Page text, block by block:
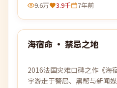
9.6万 3.9千 7年前
热门
海宿命 · 禁忌之地
2016法国灾难口碑之作《海
宇游走于警局、黑帮与新闻